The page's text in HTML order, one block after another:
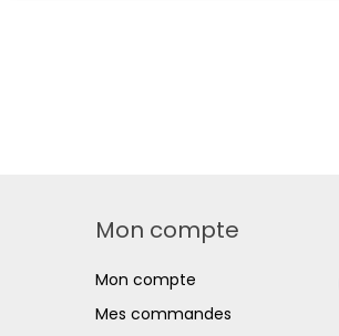
Mon compte
Mon compte
Mes commandes